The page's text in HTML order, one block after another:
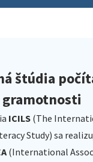
štúdia
ICILS (The
Study) sa
(International